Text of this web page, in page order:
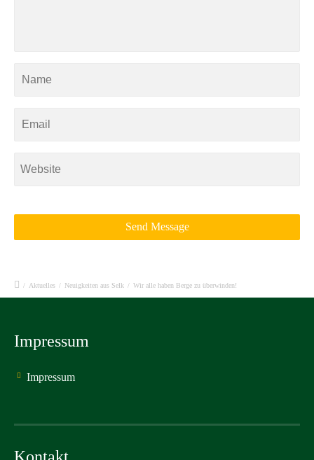
/ Aktuelles / Neuigkeiten aus Selk / Wir alle haben Berge zu überwinden!
Impressum
Impressum
Kontakt